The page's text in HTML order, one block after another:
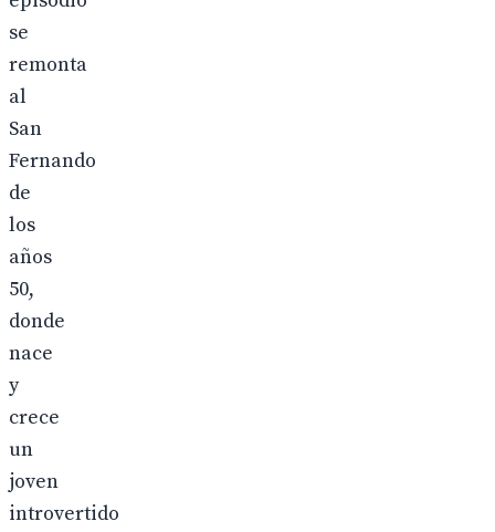
se
remonta
al
San
Fernando
de
los
años
50,
donde
nace
y
crece
un
joven
introvertido